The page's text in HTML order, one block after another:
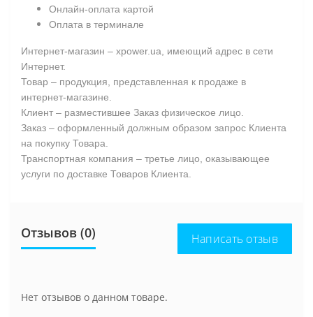
Онлайн-оплата картой
Оплата в терминале
Интернет-магазин – xpower.ua, имеющий адрес в сети
Интернет.
Товар – продукция, представленная к продаже в
интернет-магазине.
Клиент – разместившее Заказ физическое лицо.
Заказ – оформленный должным образом запрос Клиента
на покупку Товара.
Транспортная компания – третье лицо, оказывающее
услуги по доставке Товаров Клиента.
Отзывов (0) Написать отзыв
Нет отзывов о данном товаре.